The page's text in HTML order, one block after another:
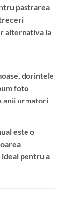
pastrarea
alternativa la
dorintele
foto
anii urmatori.
este o
ideal pentru a